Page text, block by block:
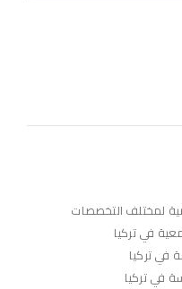
لمختلف التخصصات
في تركيا
في تركيا
في تركيا